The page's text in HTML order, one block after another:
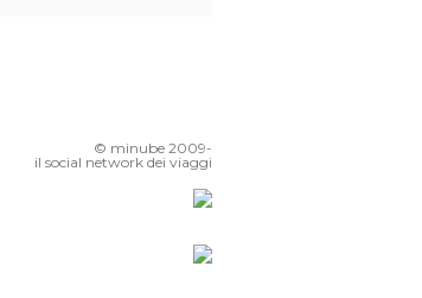
© minube 2009-
il social network dei viaggi